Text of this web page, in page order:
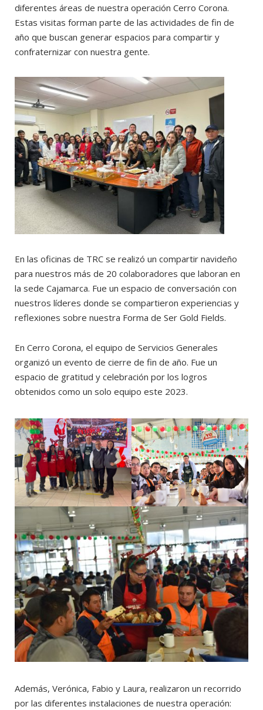
diferentes áreas de nuestra operación Cerro Corona.
Estas visitas forman parte de las actividades de fin de
año que buscan generar espacios para compartir y
confraternizar con nuestra gente.
En las oficinas de TRC se realizó un compartir navideño
para nuestros más de 20 colaboradores que laboran en
la sede Cajamarca. Fue un espacio de conversación con
nuestros líderes donde se compartieron experiencias y
reflexiones sobre nuestra Forma de Ser Gold Fields.
En Cerro Corona, el equipo de Servicios Generales
organizó un evento de cierre de fin de año. Fue un
espacio de gratitud y celebración por los logros
obtenidos como un solo equipo este 2023.
Además, Verónica, Fabio y Laura, realizaron un recorrido
por las diferentes instalaciones de nuestra operación: